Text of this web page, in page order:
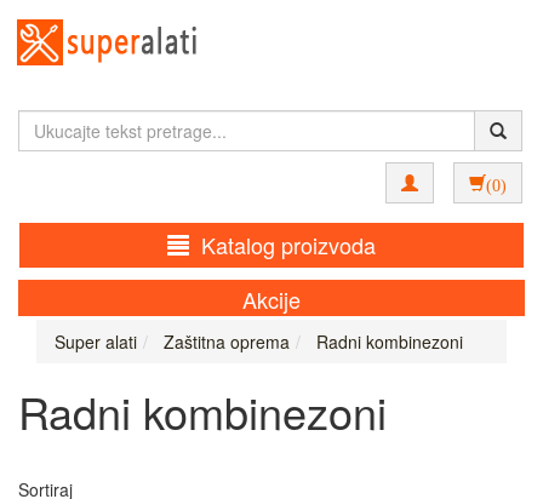
(0)
Katalog proizvoda
Akcije
Super alati Zaštitna oprema Radni kombinezoni
Radni kombinezoni
Sortiraj